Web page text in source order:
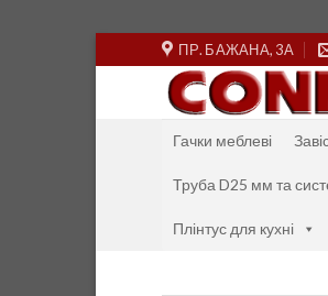
to
ПР. БАЖАНА, 3А
Гачки меблеві
Труба D25 мм та
Плінтус для кухні